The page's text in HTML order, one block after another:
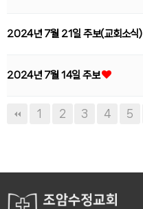
2024년 7월 21일 주보(교회소식)
2024년 7월 14일 주보
1 2 3 4 5